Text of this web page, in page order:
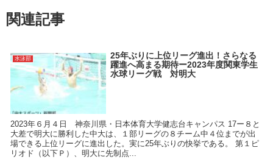
関連記事
水泳部
25年ぶりに上位リーグ進出！さらなる
躍進へ高まる期待ー2023年度関東学生
水球リーグ戦 対明大
2023年６月４日 神奈川県・日本体育大学健志台キャンパス 17ー８と
大差で明大に勝利した中大は、１部リーグの８チーム中４位までが出
場できる上位リーグに進出した。実に25年ぶりの快挙である。 第１ピ
リオド（以下Ｐ）、明大に先制点...